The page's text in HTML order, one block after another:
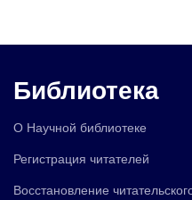
Библиотека
О Научной библиотеке
Регистрация читателей
Восстановление